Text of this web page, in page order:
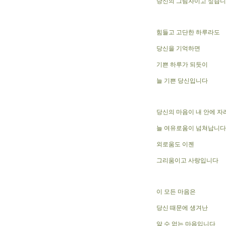
힘들고 고단한 하루라도
당신을 기억하면
기쁜 하루가 되듯이
늘 기쁜 당신입니다
당신의 마음이 내 안에 자
늘 여유로움이 넘쳐납니다
외로움도 이젠
그리움이고 사랑입니다
이 모든 마음은
당신 때문에 생겨난
알 수 없는 마음입니다